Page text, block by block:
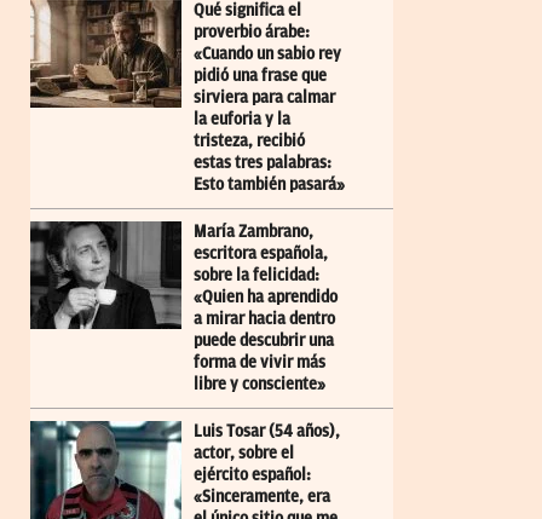
Qué significa el
proverbio árabe:
«Cuando un sabio rey
pidió una frase que
sirviera para calmar
la euforia y la
tristeza, recibió
estas tres palabras:
Esto también pasará»
María Zambrano,
escritora española,
sobre la felicidad:
«Quien ha aprendido
a mirar hacia dentro
puede descubrir una
forma de vivir más
libre y consciente»
Luis Tosar (54 años),
actor, sobre el
ejército español:
«Sinceramente, era